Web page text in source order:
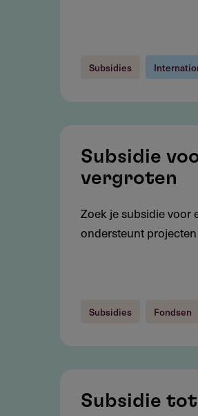
rampen
Subsidies
voor
projecten
gelijke
kansen
Subsidie
vergroten
Zoek je subsidie voor
ondersteunt
Subsidies Fondsen
totSubsidie